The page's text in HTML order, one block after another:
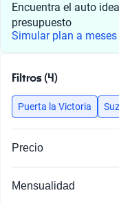
Busca por año
Encuentra el auto
presupuesto
Simular plan a meses
Filtros (4)
Puerta la Victoria
Precio
Mensualidad